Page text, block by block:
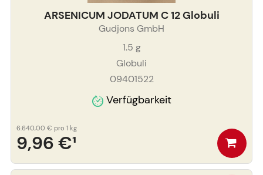
ARSENICUM JODATUM C 12 Globuli
Gudjons GmbH
1.5 g
Globuli
09401522
Verfügbarkeit
9,96 €¹
6.640,00 € pro 1 kg